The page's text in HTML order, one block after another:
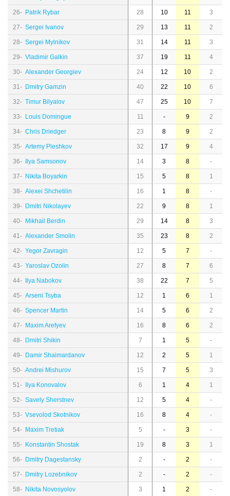
26- Patrik Rybar 28 10 11 3
27- Sergei Ivanov 29 13 11 2
28- Sergei Mylnikov 31 14 11 3
29- Vladimir Galkin 37 19 11 4
30- Alexander Georgiev 24 12 10 2
31- Dmitry Gamzin 40 22 10 6
32- Timur Bilyalov 47 25 10 7
33- Louis Domingue 11 - 9 2
34- Chris Driedger 23 8 9 2
35- Artemy Pleshkov 32 17 9 4
36- Ilya Samsonov 14 3 8 -
37- Nikita Boyarkin 15 5 8 1
38- Alexei Shchetilin 16 1 8 -
39- Dmitri Nikolayev 22 9 8 1
40- Mikhail Berdin 29 14 8 3
41- Alexander Smolin 35 23 8 2
42- Yegor Zavragin 12 5 7 -
43- Yaroslav Ozolin 27 8 7 6
44- Ilya Nabokov 38 22 7 5
45- Arseni Tsyba 12 1 6 1
46- Spencer Martin 14 5 6 2
47- Maxim Arefyev 16 8 6 2
48- Dmitri Shikin 7 1 5 -
49- Damir Shaimardanov 12 2 5 1
50- Andrei Mishurov 15 7 5 3
51- Ilya Konovalov 6 1 4 1
52- Savely Sherstnev 12 5 4 -
53- Vsevolod Skotnikov 16 8 4 -
54- Maxim Tretiak 5 - 3 -
55- Konstantin Shostak 19 8 3 1
56- Dmitry Dagestansky 2 - 2 -
57- Dmitry Lozebnikov 2 - 2 -
58- Nikita Novosyolov 3 1 2 -